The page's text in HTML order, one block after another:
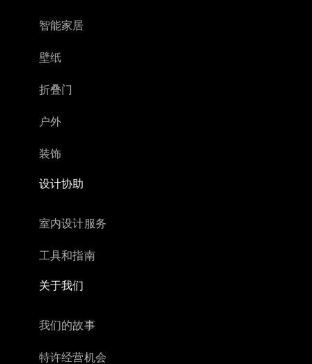
智能家居
壁纸
折叠门
户外
装饰
设计协助
室内设计服务
工具和指南
关于我们
我们的故事
特许经营机会